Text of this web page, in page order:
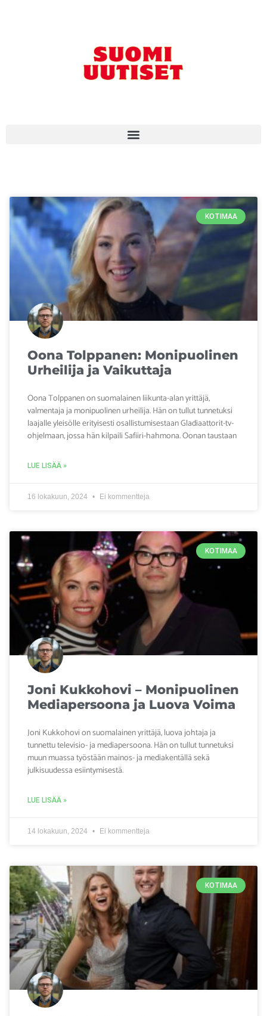
KOTIMAA
Oona Tolppanen: Monipuolinen
Urheilija ja Vaikuttaja
Oona Tolppanen on suomalainen liikunta-alan yrittäjä,
valmentaja ja monipuolinen urheilija. Hän on tullut tunnetuksi
laajalle yleisölle erityisesti osallistumisestaan Gladiaattorit-tv-
ohjelmaan, jossa hän kilpaili Safiiri-hahmona. Oonan taustaan
LUE LISÄÄ »
16 lokakuun, 2024 Ei kommentteja
KOTIMAA
Joni Kukkohovi – Monipuolinen
Mediapersoona ja Luova Voima
Joni Kukkohovi on suomalainen yrittäjä, luova johtaja ja
tunnettu televisio- ja mediapersoona. Hän on tullut tunnetuksi
muun muassa työstään mainos- ja mediakentällä sekä
julkisuudessa esiintymisestä.
LUE LISÄÄ »
14 lokakuun, 2024 Ei kommentteja
KOTIMAA